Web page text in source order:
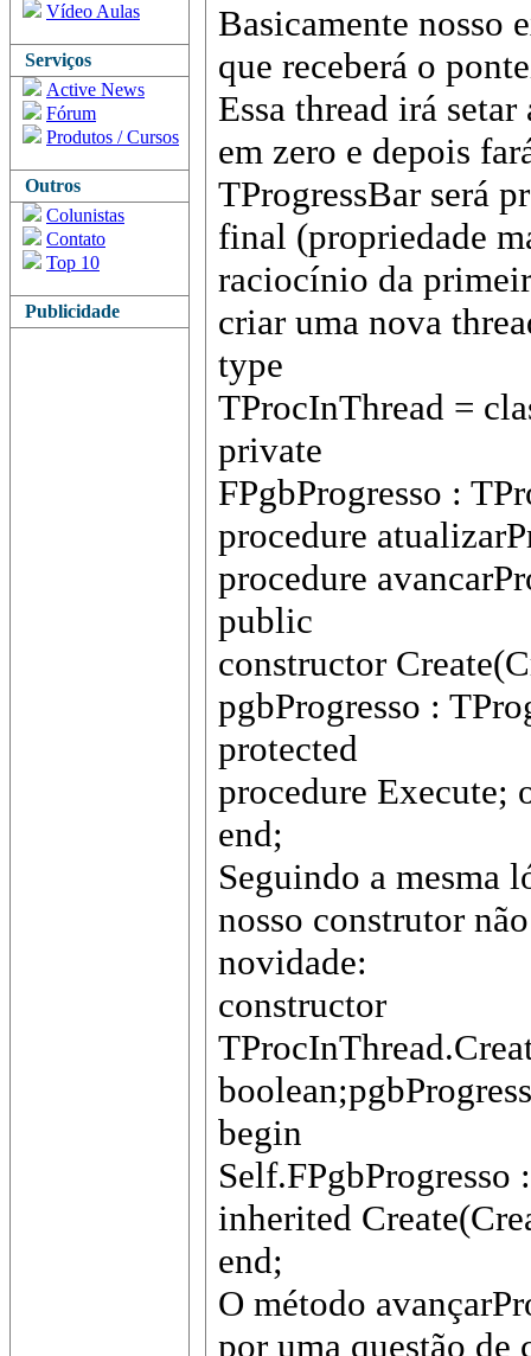
Vídeo Aulas
Serviços
Active News
Fórum
Produtos / Cursos
Outros
Colunistas
Contato
Top 10
Publicidade
Basicamente nosso
que receberá o
Essa thread irá
em zero e depois
TProgressBar será
final (propriedade
raciocínio da
criar uma nova
type
TProcInThread =
private
FPgbProgresso :
procedure
procedure
public
constructor
pgbProgresso :
protected
procedure Execute;
end;
Seguindo a mesma
nosso construtor
novidade:
constructor
begin
Self.FPgbProgresso
inherited
end;
O método
por uma questão de